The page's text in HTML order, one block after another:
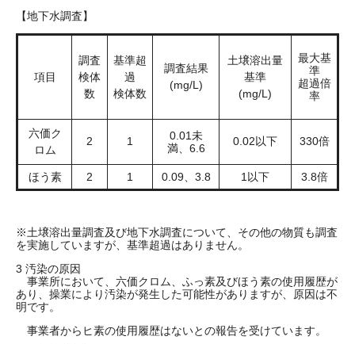
【地下水調査】
項目
調査
検体
数
基準超
過
検体数​
調査結果
(mg/L)
土壌溶出量
基準
(mg/L)
最大基
準
超過倍
率
六価ク
ロム
2 1
0.01未
満、6.6
0.02以下 330倍
ほう素 2 1 0.09、3.8 1以下 3.8倍
※土壌溶出量調査及び地下水調査について、その他の物質も調査
を実施していますが、基準超過はありません。
3 汚染の原因
事業所において、六価クロム、ふっ素及びほう素の使用履歴が
あり、操業により汚染が発生した可能性がありますが、原因は不
明です。
事業者からヒ素の使用履歴はないとの報告を受けています。